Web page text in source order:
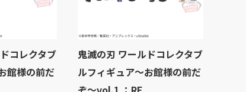
コレクタブ
館様の前だ
鬼滅の刃 ワールドコレクタブ
ルフィギュア～お館様の前だ